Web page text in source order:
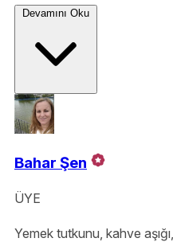
Devamını Oku
Bahar Şen
ÜYE
Yemek tutkunu, kahve